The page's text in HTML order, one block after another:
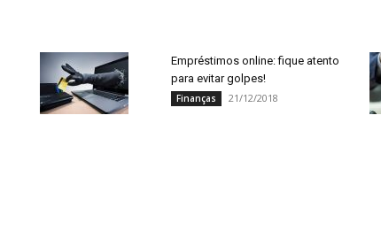
Empréstimos online: fique atento
para evitar golpes!
Finanças 21/12/2018